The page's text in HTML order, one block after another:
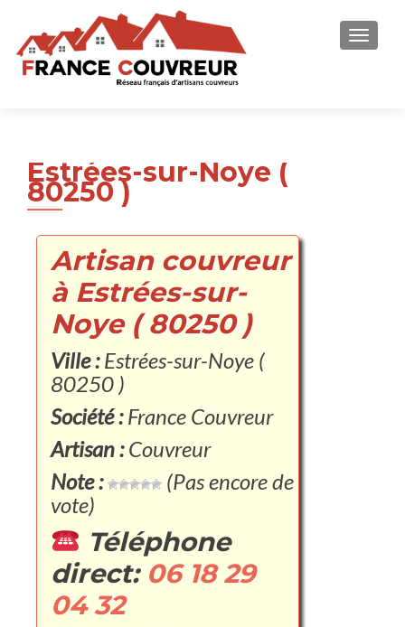
Estrées-sur-Noye (
80250 )
Artisan couvreur
à Estrées-sur-
Noye ( 80250 )
Ville :Estrées-sur-Noye (
80250 )
Société :France Couvreur
Artisan :Couvreur
Note :
(Pas encore de
vote)
Téléphone
direct: 06 18 29
04 32